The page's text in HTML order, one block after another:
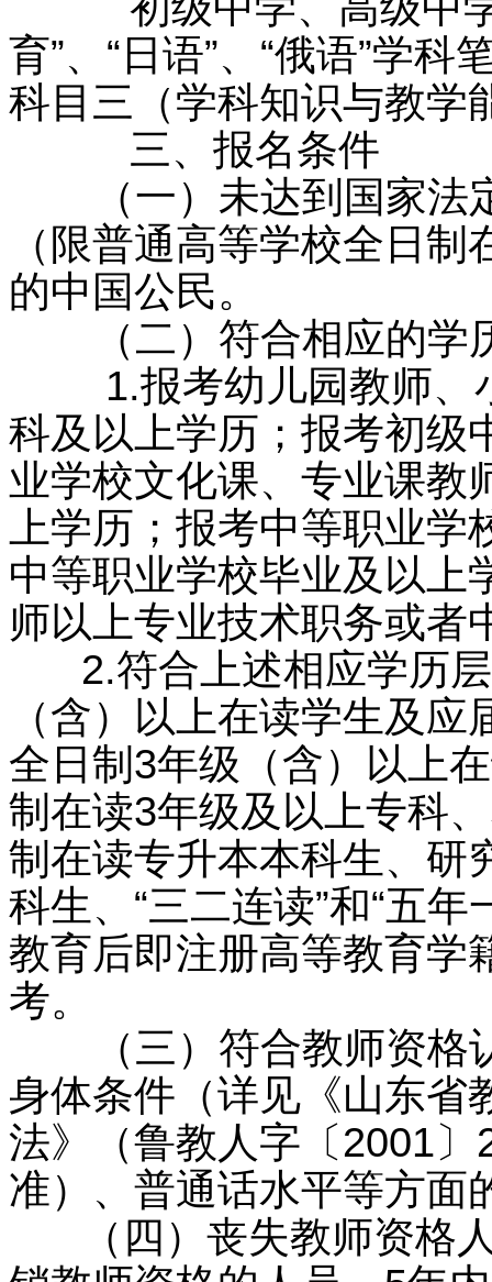
育”、“日语”、“俄语”学
科目三（学科知识与教学
三、报名条件
（一）未达到国家法
（限普通高等学校全日
的中国公民。
（二）符合相应的学
1.报考幼儿园教师、
科及以上学历；报考初级
业学校文化课、专业课教
上学历；报考中等职业
中等职业学校毕业及以上
师以上专业技术职务或者
2.符合上述相应学历层
（含）以上在读学生及
全日制3年级（含）以上
制在读3年级及以上专科
制在读专升本本科生、研
科生、“三二连读”和“五
教育后即注册高等教育学
考。
（三）符合教师资格
身体条件（详见《山东省
法》（鲁教人字〔2001
准）、普通话水平等方面
（四）丧失教师资格人